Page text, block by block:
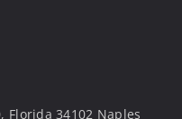
Florida 34102 Naples